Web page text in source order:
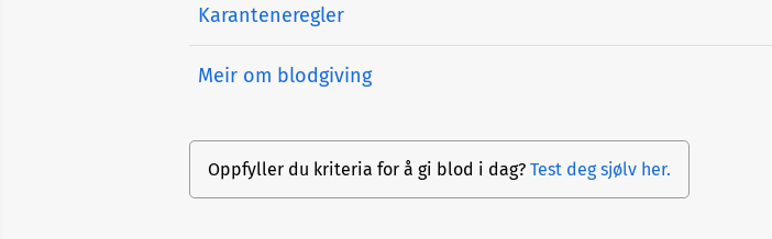
Karanteneregler
Meir om blodgiving
Oppfyller du kriteria for å gi blod i dag? Test deg sjølv her.